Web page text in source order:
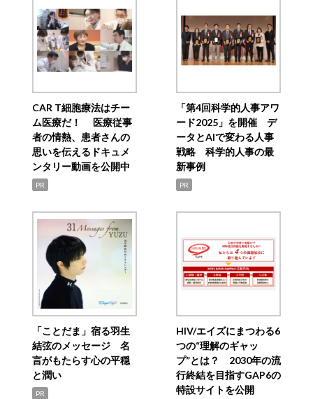
CAR T細胞療法はチー
ム医療だ！ 医療従事
者の情熱、患者さんの
思いを伝えるドキュメ
ンタリー動画を公開中
PR
「第4回科学的人事アワ
ード2025」を開催 デ
ータとAIで変わる人事
戦略 科学的人事の最
新事例
PR
「ことだま」宿る羽生
結弦のメッセージ 名
言がもたらす心の平穏
と潤い
PR
HIV/エイズにまつわる6
つの“理解のギャッ
プ”とは？ 2030年の流
行終結を目指すGAP6の
特設サイトを公開